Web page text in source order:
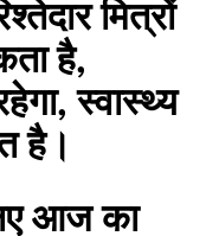
मित्रों
है,
स्वास्थ्य
है।
आज का